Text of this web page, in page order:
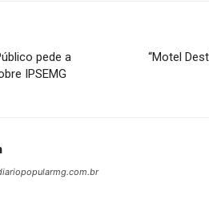
pede a
IPSEMG
“Motel